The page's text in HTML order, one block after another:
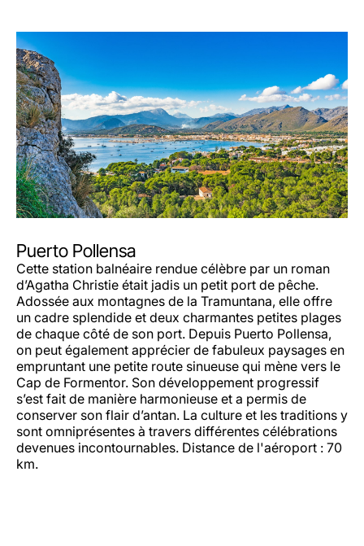
Puerto Pollensa
Cette station balnéaire rendue célèbre par un roman
d’Agatha Christie était jadis un petit port de pêche.
Adossée aux montagnes de la Tramuntana, elle offre
un cadre splendide et deux charmantes petites plages
de chaque côté de son port. Depuis Puerto Pollensa,
on peut également apprécier de fabuleux paysages en
empruntant une petite route sinueuse qui mène vers le
Cap de Formentor. Son développement progressif
s’est fait de manière harmonieuse et a permis de
conserver son flair d’antan. La culture et les traditions y
sont omniprésentes à travers différentes célébrations
devenues incontournables. Distance de l'aéroport : 70
km.